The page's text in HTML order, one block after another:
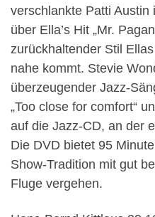
verschlankte Patti
über Ella’s Hit „Mr.
zurückhaltender Stil
nahe kommt. Stevie
überzeugender Jazz-
„Too close for comfort“
auf die Jazz-CD, an der
Die DVD bietet 95
Show-Tradition mit gut
Fluge vergehen.